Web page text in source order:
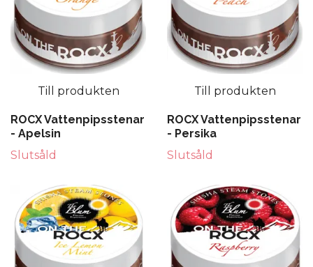
Till produkten
ROCX Vattenpipsstenar
- Apelsin
Slutsåld
Till produkten
ROCX Vattenpipsstenar
- Persika
Slutsåld